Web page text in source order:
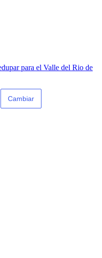
para el Valle del Rio de